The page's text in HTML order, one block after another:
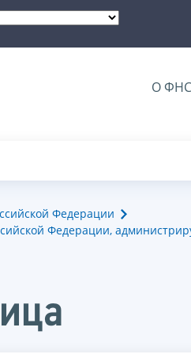
О
Федерации
Федерации,